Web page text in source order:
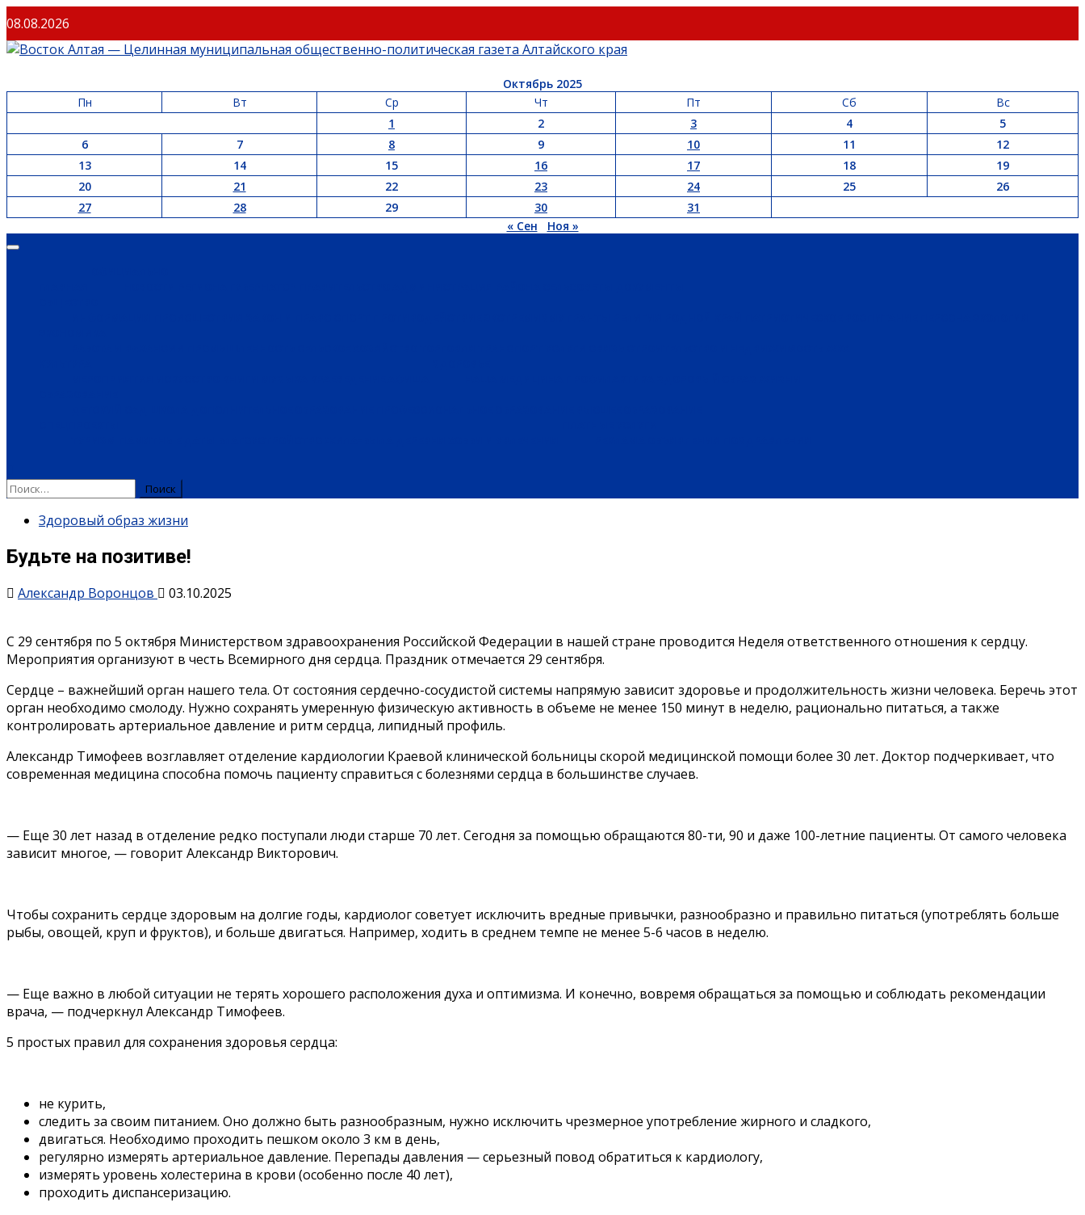
08.08.2026
Октябрь 2025
Пн
Вт Ср Чт Пт Сб
Вс
1
2 3 4
5
6
7 8 9 10 11
12
13
14 15 16 17 18
19
20
21 22 23 24 25
26
27
28 29 30
31
« Сен
Ноя »
Здоровый образ жизни
Будьте на позитиве!
Александр Воронцов 03.10.2025
С 29 сентября по 5 октября Министерством здравоохранения Российской Федерации в нашей стране проводится Неделя ответственного отношения к сердцу.
Мероприятия организуют в честь Всемирного дня сердца. Праздник отмечается 29 сентября.
Сердце – важнейший орган нашего тела. От состояния сердечно-сосудистой системы напрямую зависит здоровье и продолжительность жизни человека. Беречь этот
орган необходимо смолоду. Нужно сохранять умеренную физическую активность в объеме не менее 150 минут в неделю, рационально питаться, а также
контролировать артериальное давление и ритм сердца, липидный профиль.
Александр Тимофеев возглавляет отделение кардиологии Краевой клинической больницы скорой медицинской помощи более 30 лет. Доктор подчеркивает, что
современная медицина способна помочь пациенту справиться с болезнями сердца в большинстве случаев.
— Еще 30 лет назад в отделение редко поступали люди старше 70 лет. Сегодня за помощью обращаются 80-ти, 90 и даже 100-летние пациенты. От самого человека
зависит многое, — говорит Александр Викторович.
Чтобы сохранить сердце здоровым на долгие годы, кардиолог советует исключить вредные привычки, разнообразно и правильно питаться (употреблять больше
рыбы, овощей, круп и фруктов), и больше двигаться. Например, ходить в среднем темпе не менее 5-6 часов в неделю.
— Еще важно в любой ситуации не терять хорошего расположения духа и оптимизма. И конечно, вовремя обращаться за помощью и соблюдать рекомендации
врача, — подчеркнул Александр Тимофеев.
5 простых правил для сохранения здоровья сердца:
не курить,
следить за своим питанием. Оно должно быть разнообразным, нужно исключить чрезмерное употребление жирного и сладкого,
двигаться. Необходимо проходить пешком около 3 км в день,
регулярно измерять артериальное давление. Перепады давления — серьезный повод обратиться к кардиологу,
измерять уровень холестерина в крови (особенно после 40 лет),
проходить диспансеризацию.